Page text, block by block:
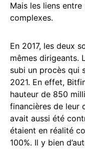
Mais les liens
complexes.
En 2017, les deux
mêmes dirigeants.
subi un procès qui
2021. En effet,
hauteur de 850
financières de leur
avait aussi été
étaient en réalité
100%. Il y bien